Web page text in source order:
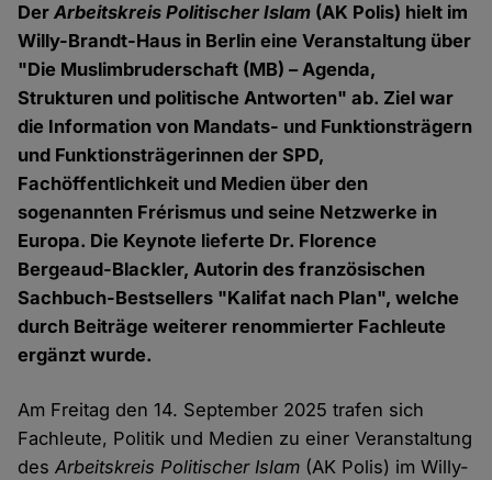
DerArbeitskreis Politischer Islam (AK Polis) hielt im
Willy-Brandt-Haus in Berlin eine Veranstaltung über
"Die Muslimbruderschaft (MB) – Agenda,
Strukturen und politische Antworten" ab. Ziel war
die Information von Mandats- und Funktionsträgern
und Funktionsträgerinnen der SPD,
Fachöffentlichkeit und Medien über den
sogenannten Frérismus und seine Netzwerke in
Europa. Die Keynote lieferte Dr. Florence
Bergeaud-Blackler, Autorin des französischen
Sachbuch-Bestsellers "Kalifat nach Plan", welche
durch Beiträge weiterer renommierter Fachleute
ergänzt wurde.
Am Freitag den 14. September 2025 trafen sich
Fachleute, Politik und Medien zu einer Veranstaltung
desArbeitskreis Politischer Islam (AK Polis) im Willy-